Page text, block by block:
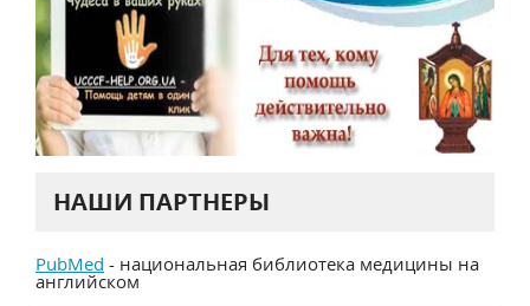
НАШИ ПАРТНЕРЫ
PubMed - национальная библиотека медицины на
английском